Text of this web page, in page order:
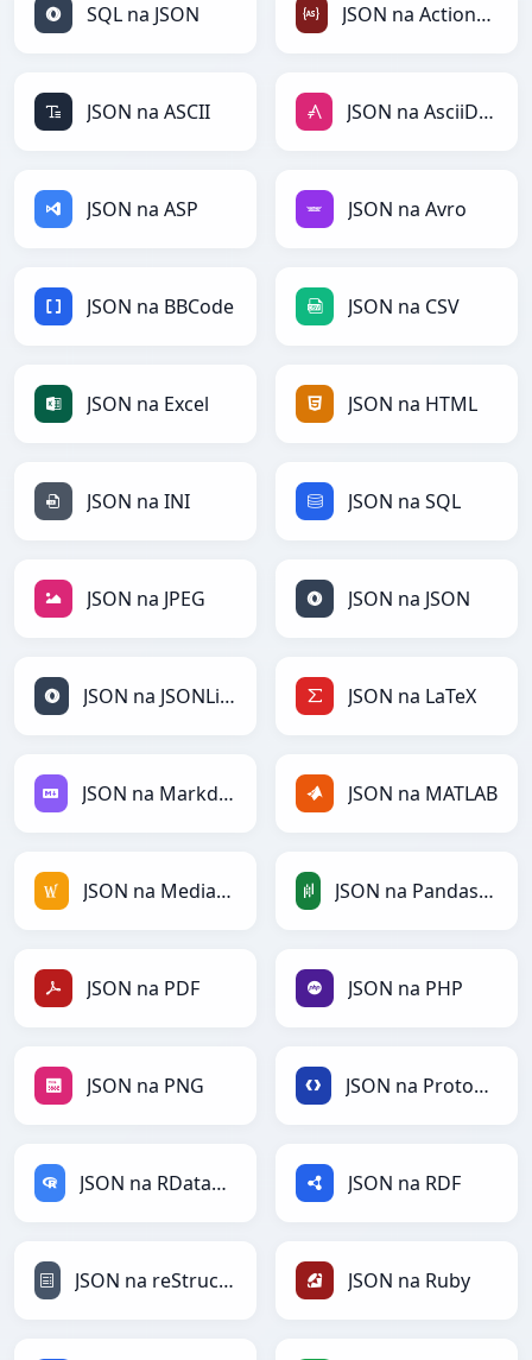
SQL na JSON JSON na ActionScript
JSON na ASCII JSON na AsciiDoc
JSON na ASP JSON na Avro
JSON na BBCode JSON na CSV
JSON na Excel JSON na HTML
JSON na INI JSON na SQL
JSON na JPEG JSON na JSON
JSON na JSONLines JSON na LaTeX
JSON na Markdown JSON na MATLAB
JSON na MediaWiki JSON na PandasDataFrame
JSON na PDF JSON na PHP
JSON na PNG JSON na Protobuf
JSON na RDataFrame JSON na RDF
JSON na reStructuredText JSON na Ruby